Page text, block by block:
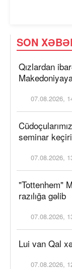
SON
Qızlardan
07.08.2026,
seminar
07.08.2026,
"Tottenhem"
razılığa gəlib
07.08.2026,
Lui van Qal
07.08.2026,